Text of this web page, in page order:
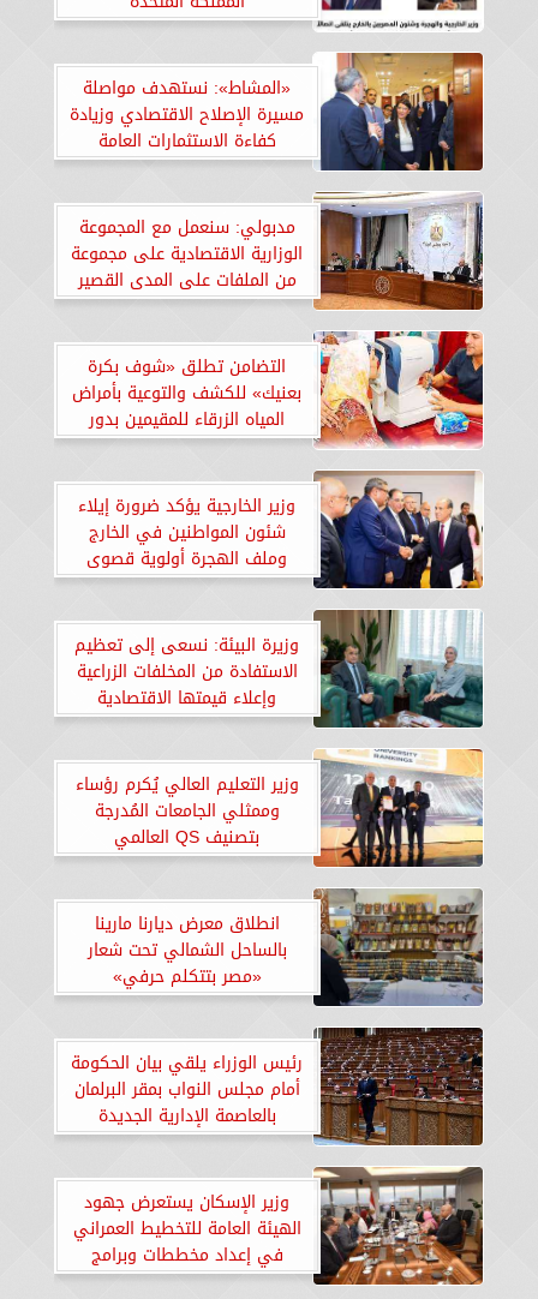
«المشاط»: نستهدف مواصلة
مسيرة الإصلاح الاقتصادي وزيادة
كفاءة الاستثمارات العامة
مدبولي: سنعمل مع المجموعة
الوزارية الاقتصادية على مجموعة
من الملفات على المدى القصير
التضامن تطلق «شوف بكرة
بعنيك» للكشف والتوعية بأمراض
المياه الزرقاء للمقيمين بدور
المسنين بالمحافظات
وزير الخارجية يؤكد ضرورة إيلاء
شئون المواطنين في الخارج
وملف الهجرة أولوية قصوى
وزيرة البيئة: نسعى إلى تعظيم
الاستفادة من المخلفات الزراعية
وإعلاء قيمتها الاقتصادية
وزير التعليم العالي يُكرم رؤساء
وممثلي الجامعات المُدرجة
بتصنيف QS العالمي
انطلاق معرض ديارنا مارينا
بالساحل الشمالي تحت شعار
«مصر بتتكلم حرفي»
رئيس الوزراء يلقي بيان الحكومة
أمام مجلس النواب بمقر البرلمان
بالعاصمة الإدارية الجديدة
وزير الإسكان يستعرض جهود
الهيئة العامة للتخطيط العمراني
في إعداد مخططات وبرامج
التنمية على مستوى الجمهورية